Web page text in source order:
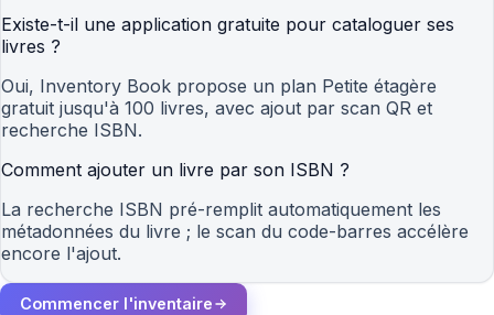
Existe-t-il une application gratuite pour cataloguer ses
livres ?
Oui, Inventory Book propose un plan Petite étagère
gratuit jusqu'à 100 livres, avec ajout par scan QR et
recherche ISBN.
Comment ajouter un livre par son ISBN ?
La recherche ISBN pré-remplit automatiquement les
métadonnées du livre ; le scan du code-barres accélère
encore l'ajout.
Commencer l'inventaire